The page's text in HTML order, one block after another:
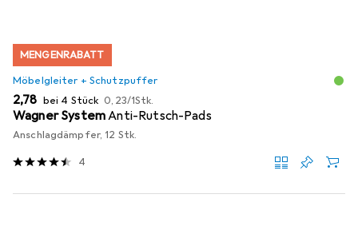
MENGENRABATT
Möbelgleiter + Schutzpuffer
EUR
2,78 bei 4 Stück EUR
0,23/1Stk.
Wagner SystemAnti-Rutsch-Pads
Anschlagdämpfer, 12 Stk.
4